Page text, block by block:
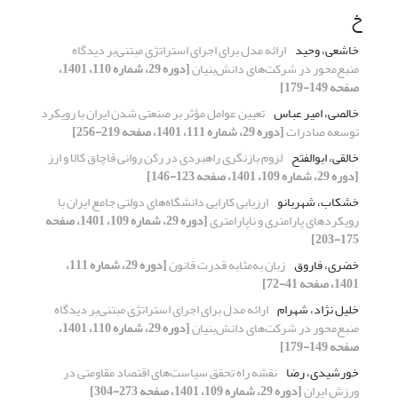
خ
خاشعی، وحید ارائه مدل برای اجرای استراتژی مبتنی‌بر دیدگاه
منبع‌محور در شرکت‌های دانش‌بنیان [دوره 29، شماره 110، 1401،
صفحه 149-179]
خالصی، امیر عباس تعیین عوامل مؤثر بر صنعتی شدن ایران با رویکرد
توسعه صادرات[دوره 29، شماره 111، 1401، صفحه 219-256]
خالقی، ابوالفتح لزوم بازنگری راهبردی در رکن روانی قاچاق کالا و ارز
[دوره 29، شماره 109، 1401، صفحه 123-146]
خشکاب، شهربانو ارزیابی کارایی دانشگاه‌های دولتی جامع ایران با
رویکردهای پارامتری و ناپارامتری [دوره 29، شماره 109، 1401، صفحه
175-203]
خضری، فاروق زبان به‌مثابه قدرت قانون [دوره 29، شماره 111،
1401، صفحه 41-72]
خلیل نژاد، شهرام ارائه مدل برای اجرای استراتژی مبتنی‌بر دیدگاه
منبع‌محور در شرکت‌های دانش‌بنیان [دوره 29، شماره 110، 1401،
صفحه 149-179]
خورشیدی، رضا نقشه راه تحقق سیاست‌های اقتصاد مقاومتی در
ورزش ایران[دوره 29، شماره 109، 1401، صفحه 273-304]